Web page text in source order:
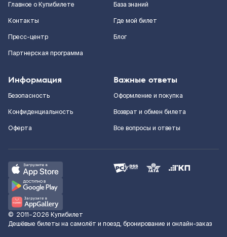
Главное о Купибилете
Контакты
Пресс-центр
Партнерская программа
База знаний
Где мой билет
Блог
Информация
Безопасность
Конфиденциальность
Оферта
Важные ответы
Оформление и покупка
Возврат и обмен билета
Все вопросы и ответы
© 2011–2026 Купибилет
Дешёвые билеты на самолёт и поезд, бронирование и онлайн-заказ